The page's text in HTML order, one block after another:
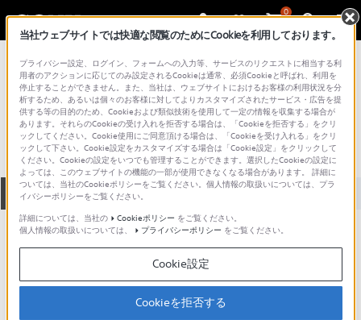
0
総合サポート・お問い合わせ 記録メディア
DMW47HP
全て ダウンロード 取扱説明書 Q&A
製品に関する重要なお知らせ
お知らせ
動画でサポートご利用にあたってのお願い
サポート動画をご利用の際にはソーシャ
当社ウェブサイトでは快適な閲覧のためにCookieを利用しております。
プライバシー設定、ログイン、フォームへの入力等、サービスのリクエストに相当する利
用者のアクションに応じてのみ設定されるCookieは通常、必須Cookieと呼ばれ、利用を
停止することができません。また、当社は、ウェブサイトにおけるお客様の利用状況を分
析するため、あるいは個々のお客様に対してよりカスタマイズされたサービス・広告を提
供する等の目的のため、Cookieおよび類似技術を使用して一定の情報を収集する場合が
あります。それらのCookieの受け入れを拒否する場合は、「Cookieを拒否する」をクリ
ックしてください。Cookie使用にご同意頂ける場合は、「Cookieを受け入れる」をクリ
ックして下さい。Cookie設定をカスタマイズする場合は「Cookie設定」をクリックして
ください。Cookieの設定をいつでも管理することができます。選択したCookieの設定に
よっては、このウェブサイトの機能の一部が使用できなくなる場合があります。 詳細に
ついては、当社のCookieポリシーをご覧ください。個人情報の取扱いについては、プラ
イバシーポリシーをご覧ください。
詳細については、当社の
Cookieポリシー をご覧ください。
個人情報の取扱いについては、
プライバシーポリシー をご覧ください。
Cookie設定
Cookieを拒否する